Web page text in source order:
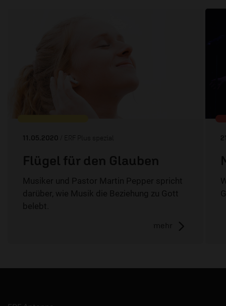
11.05.2020 / ERF Plus spezial
Flügel für den Glauben
Musiker und Pastor Martin Pepper spricht
darüber, wie Musik die Beziehung zu Gott
belebt.
mehr